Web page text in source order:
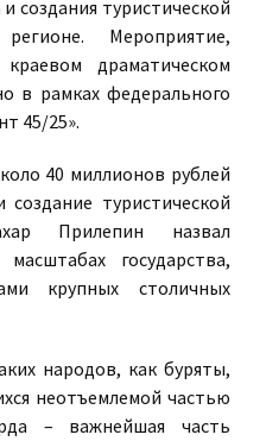
создания туристической
Мероприятие,
драматическом
в рамках федерального
45/25».
40 миллионов рублей
туристической
Прилепин назвал
государства,
крупных столичных
народов, как буряты,
неотъемлемой частью
– важнейшая часть